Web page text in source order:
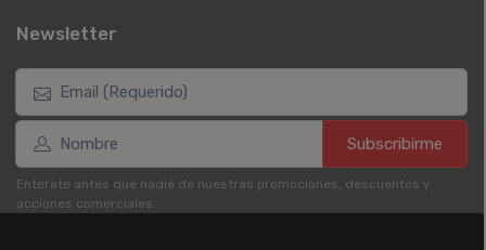
Newsletter
Subscribirme
Enterate antes que nadie de nuestras promociones, descuentos y
acciones comerciales.